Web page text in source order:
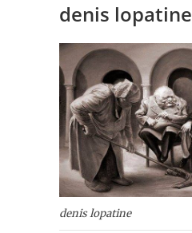
denis lopatine
denis lopatine